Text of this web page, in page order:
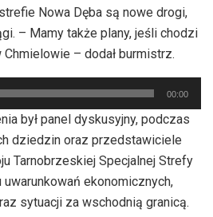
Nowa Dęba są nowe drogi,
– Mamy także plany, jeśli chodzi
– dodał burmistrz.
00:00
był panel dyskusyjny, podczas
dziedzin oraz przedstawiciele
Tarnobrzeskiej Specjalnej Strefy
ekonomicznych,
sytuacji za wschodnią granicą.